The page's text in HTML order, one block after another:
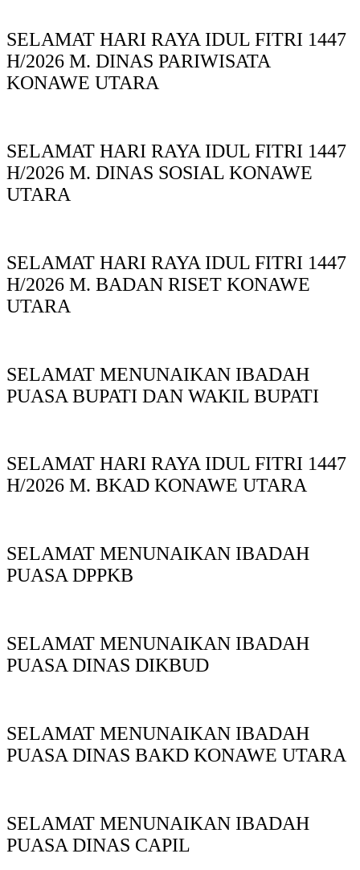
SELAMAT HARI RAYA IDUL FITRI 1447
H/2026 M. DINAS PARIWISATA
KONAWE UTARA
SELAMAT HARI RAYA IDUL FITRI 1447
H/2026 M. DINAS SOSIAL KONAWE
UTARA
SELAMAT HARI RAYA IDUL FITRI 1447
H/2026 M. BADAN RISET KONAWE
UTARA
SELAMAT MENUNAIKAN IBADAH
PUASA BUPATI DAN WAKIL BUPATI
SELAMAT HARI RAYA IDUL FITRI 1447
H/2026 M. BKAD KONAWE UTARA
SELAMAT MENUNAIKAN IBADAH
PUASA DPPKB
SELAMAT MENUNAIKAN IBADAH
PUASA DINAS DIKBUD
SELAMAT MENUNAIKAN IBADAH
PUASA DINAS BAKD KONAWE UTARA
SELAMAT MENUNAIKAN IBADAH
PUASA DINAS CAPIL